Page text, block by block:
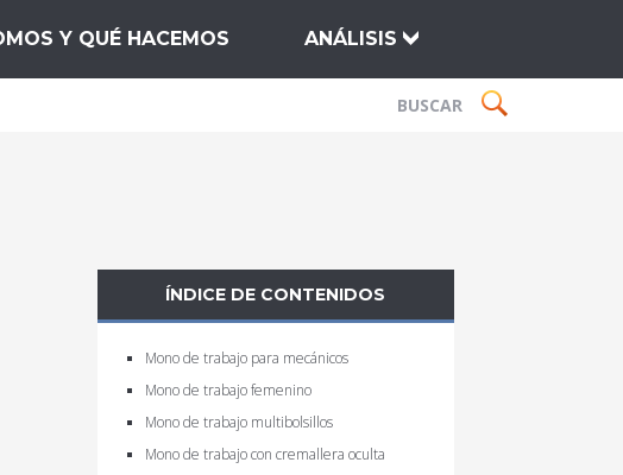
Y QUÉ HACEMOS ANÁLISIS
ÍNDICE DE CONTENIDOS
Mono de trabajo para mecánicos
Mono de trabajo femenino
Mono de trabajo multibolsillos
Mono de trabajo con cremallera oculta